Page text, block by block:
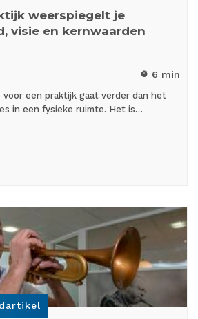
weerspiegelt je
visie en kernwaarden
timer 6 min
een praktijk gaat verder dan het
in een fysieke ruimte. Het is…